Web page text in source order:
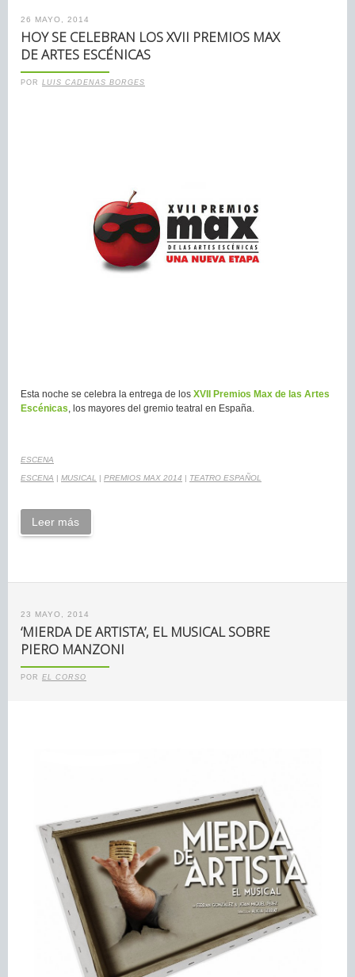
26 MAYO, 2014
HOY SE CELEBRAN LOS XVII PREMIOS MAX
DE ARTES ESCÉNICAS
POR LUIS CADENAS BORGES
Esta noche se celebra la entrega de los XVII Premios Max de las Artes
Escénicas, los mayores del gremio teatral en España.
ESCENA
ESCENA | MUSICAL | PREMIOS MAX 2014 | TEATRO ESPAÑOL
Leer más
23 MAYO, 2014
‘MIERDA DE ARTISTA’, EL MUSICAL SOBRE
PIERO MANZONI
POR EL CORSO